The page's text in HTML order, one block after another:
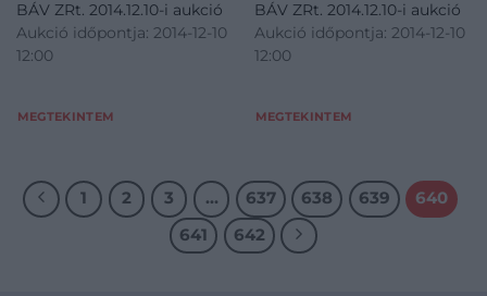
BÁV ZRt. 2014.12.10-i aukció
Aukció időpontja: 2014-12-10
12:00
MEGTEKINTEM
BÁV ZRt. 2014.12.10-i aukció
Aukció időpontja: 2014-12-10
12:00
MEGTEKINTEM
1 2 3 … 637 638 639
640
641
642